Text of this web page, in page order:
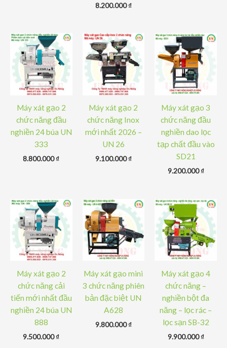
8.200.000₫
Máy xát gạo 2
chức năng đầu
nghiền 24 búa UN
333
8.800.000₫
Máy xát gạo 2
chức năng Inox
mới nhất 2026 –
UN 26
9.100.000₫
Máy xát gạo 3
chức năng đầu
nghiền dao lọc
tạp chất đầu vào
SD21
9.200.000₫
Máy xát gạo 2
chức năng cải
tiến mới nhất đầu
nghiền 24 búa UN
888
9.500.000₫
Máy xát gạo mini
3 chức năng phiên
bản đặc biệt UN
A628
9.800.000₫
Máy xát gạo 4
chức năng –
nghiền bột đa
năng – lọc rác –
lọc sạn SB-32
9.900.000₫